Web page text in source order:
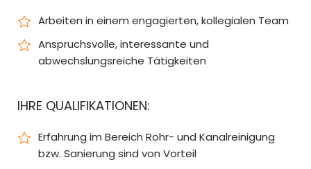
Arbeiten in einem engagierten, kollegialen Team
Anspruchsvolle, interessante und
abwechslungsreiche Tätigkeiten
IHRE QUALIFIKATIONEN:
Erfahrung im Bereich Rohr- und Kanalreinigung
bzw. Sanierung sind von Vorteil